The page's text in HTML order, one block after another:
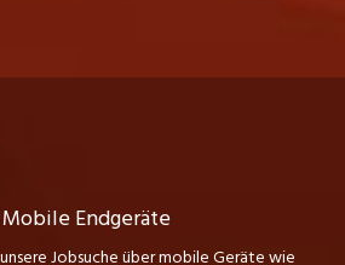
Endgeräte
Jobsuche über mobile Geräte wie